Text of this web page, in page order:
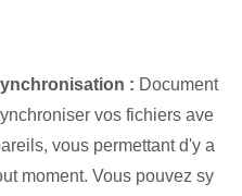
: Document
vos fichiers ave
vous permettant d'y a
moment. Vous pouvez sy